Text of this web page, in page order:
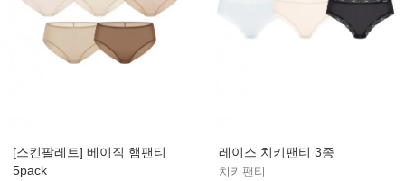
[스킨팔레트] 베이직 햄팬티
5pack
레이스 치키팬티 3종
치키팬티